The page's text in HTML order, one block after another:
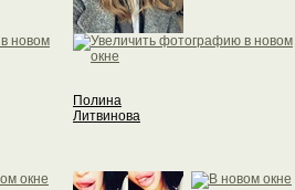
Полина
Литвинова